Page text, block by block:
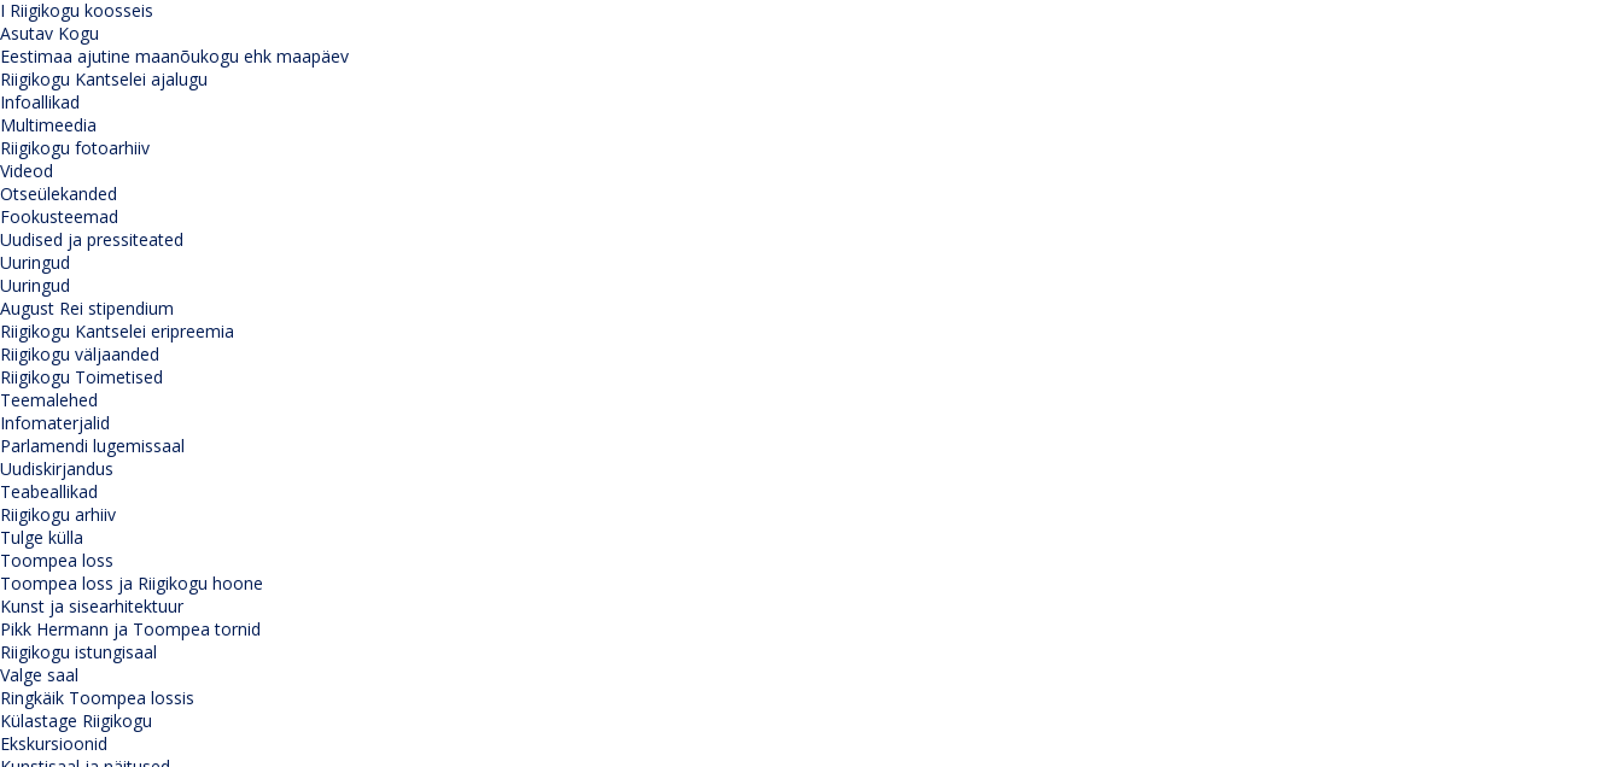
I Riigikogu koosseis
Asutav Kogu
Eestimaa ajutine maanõukogu ehk maapäev
Riigikogu Kantselei ajalugu
Infoallikad
Multimeedia
Riigikogu fotoarhiiv
Videod
Otseülekanded
Fookusteemad
Uudised ja pressiteated
Uuringud
Uuringud
August Rei stipendium
Riigikogu Kantselei eripreemia
Riigikogu väljaanded
Riigikogu Toimetised
Teemalehed
Infomaterjalid
Parlamendi lugemissaal
Uudiskirjandus
Teabeallikad
Riigikogu arhiiv
Tulge külla
Toompea loss
Toompea loss ja Riigikogu hoone
Kunst ja sisearhitektuur
Pikk Hermann ja Toompea tornid
Riigikogu istungisaal
Valge saal
Ringkäik Toompea lossis
Külastage Riigikogu
Ekskursioonid